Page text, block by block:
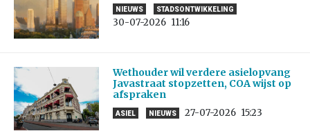
NIEUWS STADSONTWIKKELING
30-07-2026 11:16
Wethouder wil verdere asielopvang
Javastraat stopzetten, COA wijst op
afspraken
ASIEL NIEUWS 27-07-2026 15:23